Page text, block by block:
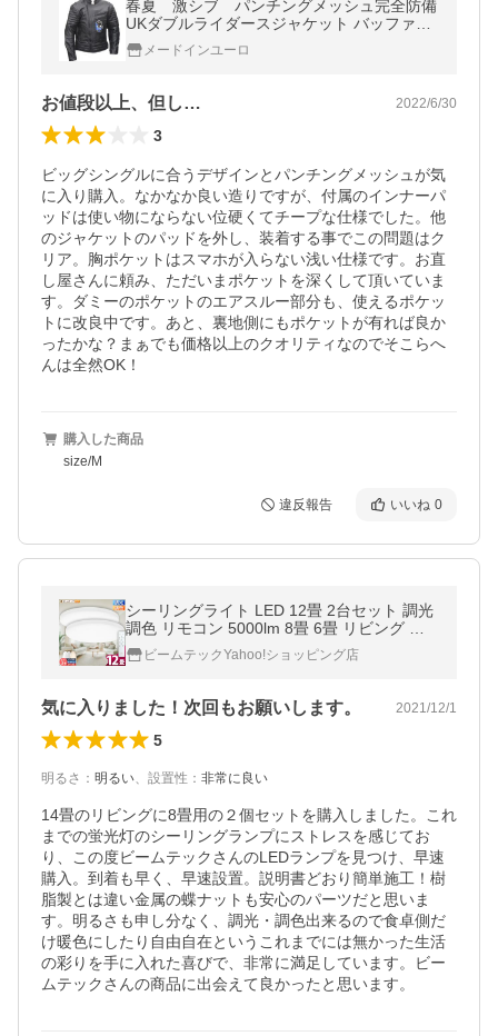
春夏 激シブ パンチングメッシュ完全防備
UKダブルライダースジャケット バッファロ
ーレザー採用
メードインユーロ
お値段以上、但し… 2022/6/30
3
ビッグシングルに合うデザインとパンチングメッシュが気
に入り購入。なかなか良い造りですが、付属のインナーパ
ッドは使い物にならない位硬くてチープな仕様でした。他
のジャケットのパッドを外し、装着する事でこの問題はク
リア。胸ポケットはスマホが入らない浅い仕様です。お直
し屋さんに頼み、ただいまポケットを深くして頂いていま
す。ダミーのポケットのエアスルー部分も、使えるポケッ
トに改良中です。あと、裏地側にもポケットが有れば良か
ったかな？まぁでも価格以上のクオリティなのでそこらへ
んは全然OK！
購入した商品
size/M
違反報告 いいね 0
シーリングライト LED 12畳 2台セット 調光
調色 リモコン 5000lm 8畳 6畳 リビング 居
間 ビームテック
ビームテックYahoo!ショッピング店
気に入りました！次回もお願いします。 2021/12/1
5
明るさ ： 明るい、 設置性 ： 非常に良い
14畳のリビングに8畳用の２個セットを購入しました。これ
までの蛍光灯のシーリングランプにストレスを感じてお
り、この度ビームテックさんのLEDランプを見つけ、早速
購入。到着も早く、早速設置。説明書どおり簡単施工！樹
脂製とは違い金属の蝶ナットも安心のパーツだと思いま
す。明るさも申し分なく、調光・調色出来るので食卓側だ
け暖色にしたり自由自在というこれまでには無かった生活
の彩りを手に入れた喜びで、非常に満足しています。ビー
ムテックさんの商品に出会えて良かったと思います。